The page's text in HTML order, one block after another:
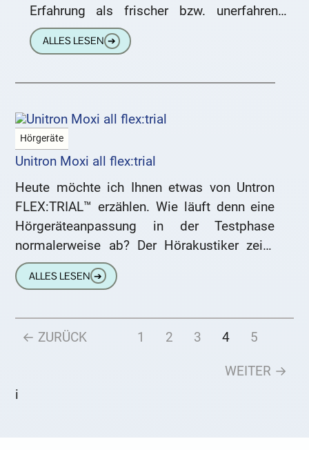
Erfahrung als frischer bzw. unerfahrener
Hörgeräte-Träger möchte ich hiermit all
denjenigen, die sich mit dem Gedanken
ALLES LESEN ➔
Hörgeräte
Unitron Moxi all flex:trial
Heute möchte ich Ihnen etwas von Untron
FLEX:TRIAL™ erzählen. Wie läuft denn eine
Hörgeräteanpassung in der Testphase
normalerweise ab? Der Hörakustiker zeigt
Ihnen verschiedene Geräte. Sie wählen mit
ihm eins
ALLES LESEN ➔
← ZURÜCK 1 2 3 4 5
WEITER →
i